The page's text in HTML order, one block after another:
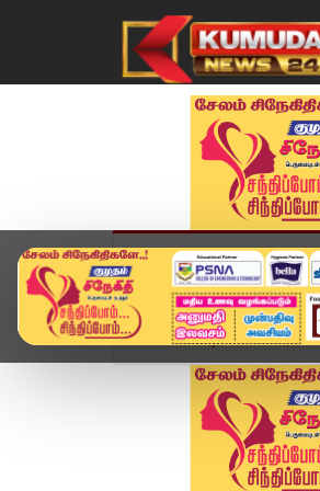
முகப்பு விளையாட்டு
Home வீடியோ ஸ்டோரி